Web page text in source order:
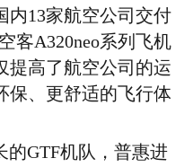
内13家航空公司交付
客A320neo系列飞机
提高了航空公司的运
保、更舒适的飞行体
的GTF机队，普惠进